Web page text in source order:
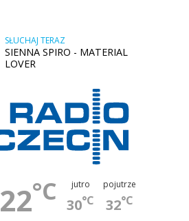
SŁUCHAJ TERAZ
SIENNA SPIRO - MATERIAL
LOVER
22°C jutro
30°C
pojutrze
32°C